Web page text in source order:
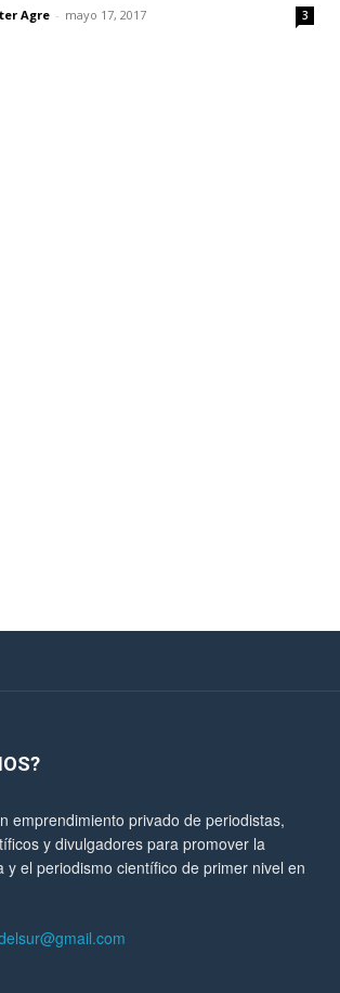
Agre - mayo 17, 2017 3
emprendimiento privado de periodistas,
y divulgadores para promover la
y el periodismo científico de primer nivel en